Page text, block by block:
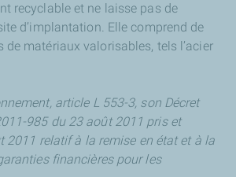
recyclable et ne laisse pas de
d’implantation. Elle comprend de
de matériaux valorisables, tels l’acier
article L 553-3, son Décret
985 du 23 août 2011 pris et
2011 relatif à la remise en état et à la
financières pour les